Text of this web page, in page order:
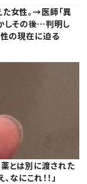
女性。→医師「異
しその後…判明し
の現在に迫る
とは別に渡された
なにこれ！！」